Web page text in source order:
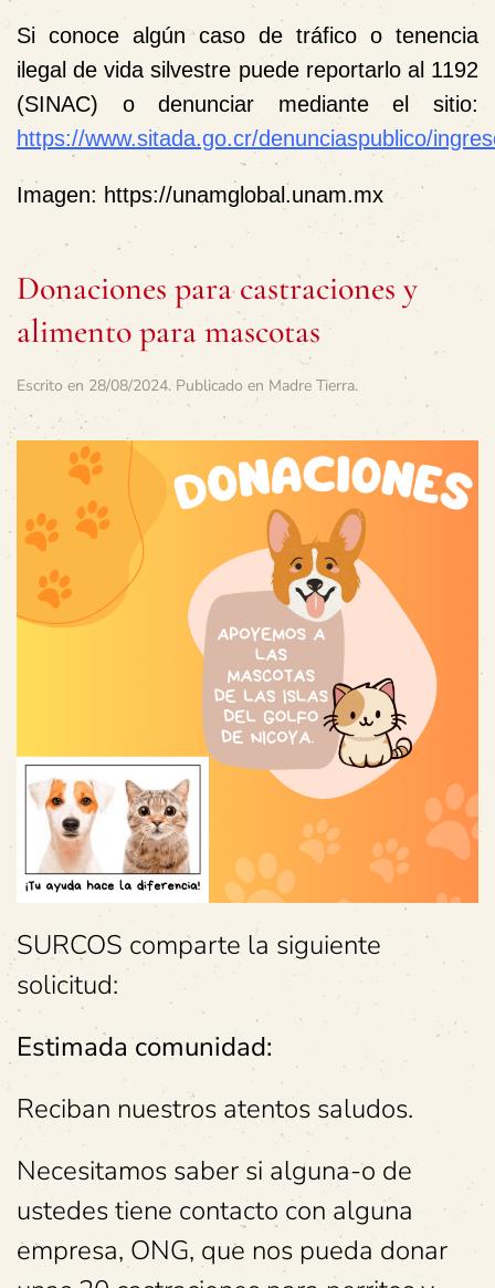
Si conoce algún caso de tráfico o tenencia
ilegal de vida silvestre puede reportarlo al 1192
(SINAC) o denunciar mediante el sitio:
https://www.sitada.go.cr/denunciaspublico/
Imagen: https://unamglobal.unam.mx
Donaciones para castraciones y
alimento para mascotas
Escrito en 28/08/2024. Publicado en Madre Tierra.
SURCOS comparte la siguiente
solicitud:
Estimada comunidad:
Reciban nuestros atentos saludos.
Necesitamos saber si alguna-o de
ustedes tiene contacto con alguna
empresa, ONG, que nos pueda donar